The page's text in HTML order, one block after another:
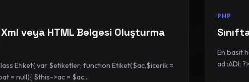
veya HTML Belgesi Oluşturma
function Etiket($ac,$icerik =
null,$kapat = null){ $this->ac = $ac...
PHP
En basit haliyle